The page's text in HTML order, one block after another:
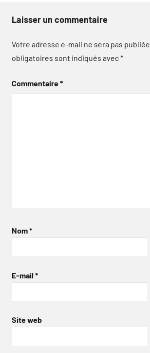
Laisser un commentaire
Votre adresse e-mail ne sera pas publiée.
obligatoires sont indiqués avec*
Commentaire*
Nom*
E-mail *
Site web